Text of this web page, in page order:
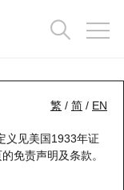
繁 / 简 / EN
义见美国1933年证
免责声明及条款。